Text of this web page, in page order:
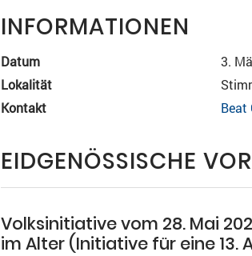
INFORMATIONEN
Datum
3.
Lokalität
Kontakt
Beat
EIDGENÖSSISCHE
Volksinitiative vom 28. Mai
im Alter (Initiative für eine 13.